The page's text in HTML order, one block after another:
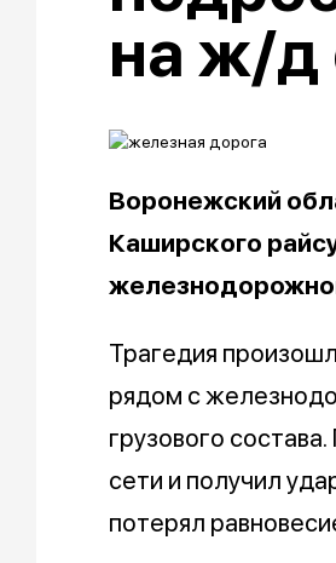
на ж/д
Воронежский
Каширского
Трагедия
рядом с
грузового
сети и получил
потерял